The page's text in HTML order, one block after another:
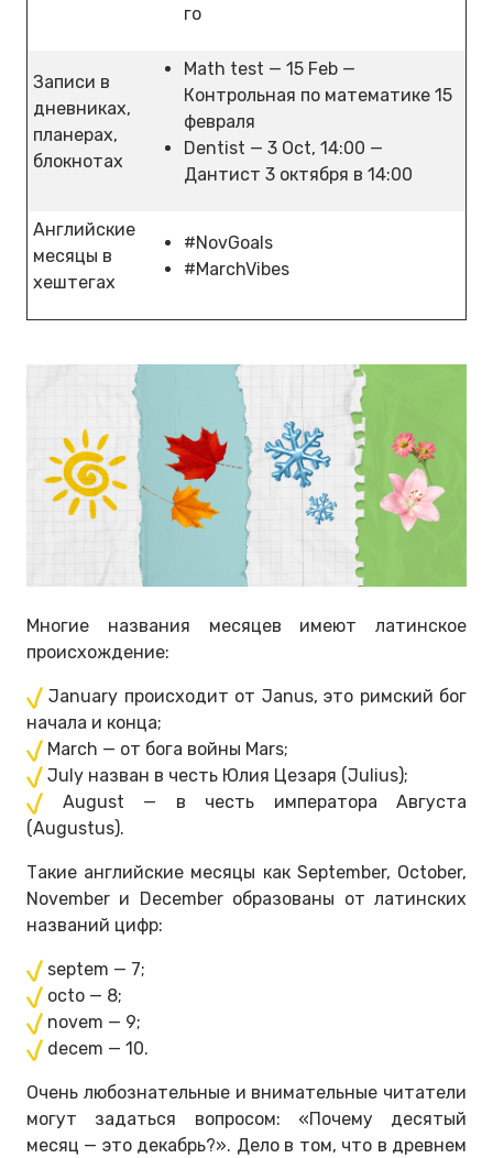
го
Записи в
дневниках,
планерах,
блокнотах
Math test — 15 Feb —
Контрольная по математике 15
февраля
Dentist — 3 Oct, 14:00 —
Дантист 3 октября в 14:00
Английские
месяцы в
хештегах
#NovGoals
#MarchVibes
Многие названия месяцев имеют латинское
происхождение:
January происходит от Janus, это римский бог
начала и конца;
March — от бога войны Mars;
July назван в честь Юлия Цезаря (Julius);
August — в честь императора Августа
(Augustus).
Такие английские месяцы как September, October,
November и December образованы от латинских
названий цифр:
septem — 7;
octo — 8;
novem — 9;
decem — 10.
Очень любознательные и внимательные читатели
могут задаться вопросом: «Почему десятый
месяц — это декабрь?». Дело в том, что в древнем